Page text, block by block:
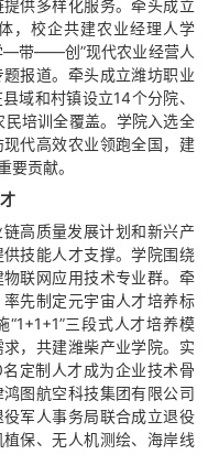
供多样化服务。牵头成立
，校企共建农业经理人学
—带——创”现代农业经营人
报道。牵头成立潍坊职业
域和村镇设立14个分院、
培训全覆盖。学院入选全
代高效农业领跑全国，建
要贡献。
高质量发展计划和新兴产
技能人才支撑。学院围绕
联网应用技术专业群。牵
先制定元宇宙人才培养标
三段式人才培养模
，共建潍柴产业学院。实
定制人才成为企业技术骨
图航空科技集团有限公司
军人事务局联合成立退役
保、无人机测绘、海岸线